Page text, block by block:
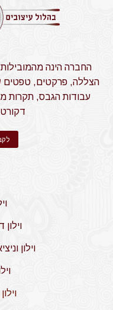
החברה הינה מהמובילות
הצללה, פרקטים, טפטים
עבודות הגבס, תקרות
וילון